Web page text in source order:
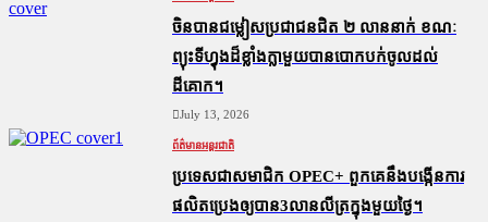
ចិនបានជម្លៀសប្រជាជនជិត ២ លាននាក់ ខណៈ
ព្យុះទីហ្វុងដ៏ខ្លាំងក្លាមួយបានបោកបក់ចូលដល់
ដីគោក។
July 13, 2026
ព័ត៌មានអន្តរជាតិ
ប្រទេសជាសមាជិក OPEC+​ ពួកគេនឹងបង្កើនការ
ផលិតប្រេងឲ្យបាន3លានលីត្រក្នុងមួយថ្ងៃ។